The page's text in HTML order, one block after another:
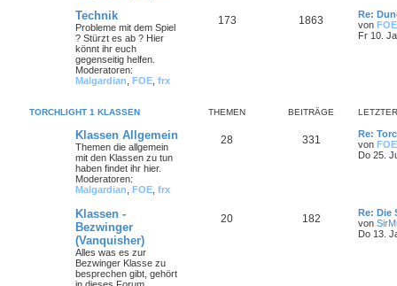
Technik
Probleme mit dem Spiel
? Stürzt es ab ? Hier
könnt ihr euch
gegenseitig helfen.
Moderatoren:
Malgardian FOE frx
173 1863
Re:
von FOE
Fr 10.
TORCHLIGHT 1 KLASSEN THEMEN BEITRÄGE
Klassen Allgemein
Themen die allgemein
mit den Klassen zu tun
haben findet ihr hier.
Moderatoren:
Malgardian FOE frx
28 331
Re:
von FOE
Do 25.
Klassen -
Bezwinger
(Vanquisher)
Alles was es zur
Bezwinger Klasse zu
besprechen gibt, gehört
20 182
Re: Die
von
Do 13.